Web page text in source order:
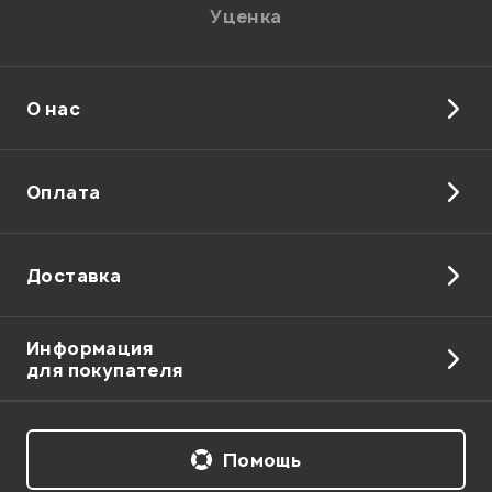
Уценка
О нас
Оплата
Доставка
Информация
для покупателя
Помощь